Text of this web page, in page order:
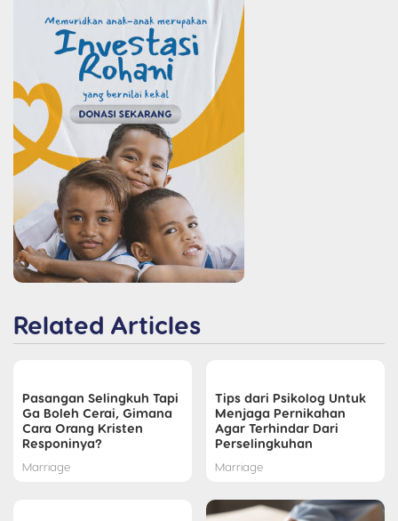
Related Articles
Pasangan Selingkuh Tapi
Ga Boleh Cerai, Gimana
Cara Orang Kristen
Responinya?
Marriage
Tips dari Psikolog Untuk
Menjaga Pernikahan
Agar Terhindar Dari
Perselingkuhan
Marriage